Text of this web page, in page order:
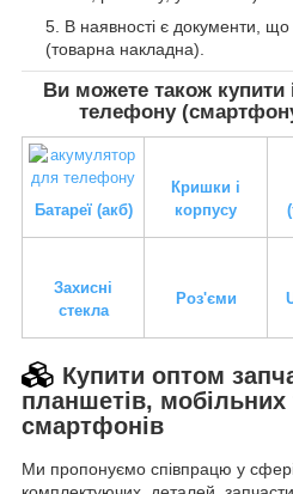
В наявності є документи, що
(товарна накладна).
Ви можете також купити
телефону
Батареї (акб)
Кришки і
корпусу
Захисні
стекла
Роз'єми
Купити оптом
планшетів, мобільних
смартфонів
Ми пропонуємо співпрацю у